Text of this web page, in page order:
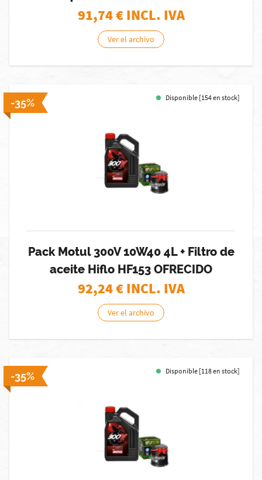
91,74€ INCL. IVA
Ver el archivo
-35% Disponible [154 en stock]
Pack Motul 300V 10W40 4L + Filtro de
aceite Hiflo HF153 OFRECIDO
92,24€ INCL. IVA
Ver el archivo
-35% Disponible [118 en stock]